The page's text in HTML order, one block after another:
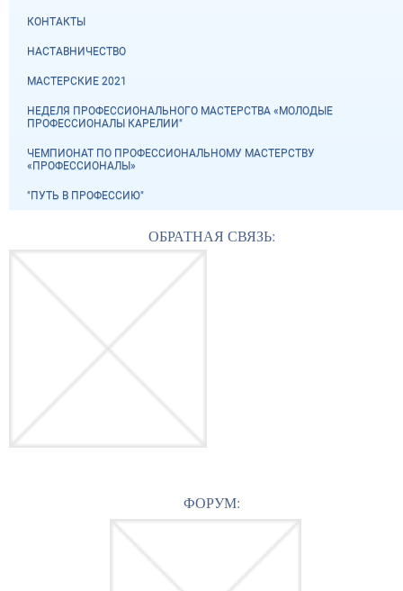
КОНТАКТЫ
НАСТАВНИЧЕСТВО
МАСТЕРСКИЕ 2021
НЕДЕЛЯ ПРОФЕССИОНАЛЬНОГО МАСТЕРСТВА «МОЛОДЫЕ
ПРОФЕССИОНАЛЫ КАРЕЛИИ"
ЧЕМПИОНАТ ПО ПРОФЕССИОНАЛЬНОМУ МАСТЕРСТВУ
«ПРОФЕССИОНАЛЫ»
"ПУТЬ В ПРОФЕССИЮ"
ОБРАТНАЯ СВЯЗЬ:
ФОРУМ: